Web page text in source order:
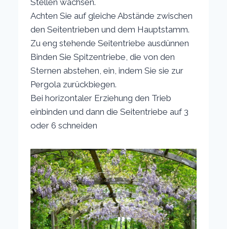
Achten Sie auf gleiche Abstände zwischen
den Seitentrieben und dem Hauptstamm.
Zu eng stehende Seitentriebe ausdünnen
Binden Sie Spitzentriebe, die von den
Sternen abstehen, ein, indem Sie sie zur
Pergola zurückbiegen.
Bei horizontaler Erziehung den Trieb
einbinden und dann die Seitentriebe auf 3
oder 6 schneiden